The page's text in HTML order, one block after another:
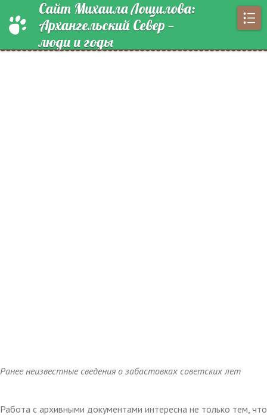
Сайт Михаила Лощилова:
Архангельский Север —
люди и годы
Ранее неизвестные сведения о забастовках советских лет
Работа с архивными документами интересна не только тем, что